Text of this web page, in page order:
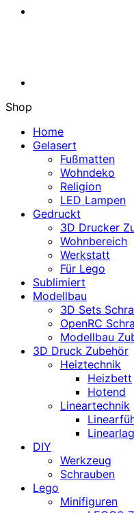
Shop
Home
Gelasert
Fußmatten
Wohndeko
Religion
LED Lampen
Gedruckt
3D Drucker
Wohnbereich
Werkstatt
Für Lego
Sublimiert
Modellbau
3D Sets
OpenRC
Modellbau
3D Druck Zubehör
Heiztechnik
Heizbett
Hotend
Lineartechnik
DIY
Werkzeug
Schrauben
Lego
Minifiguren